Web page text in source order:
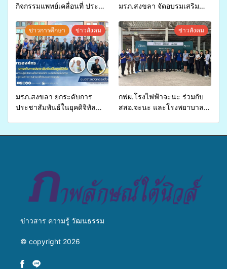
กิจกรรมแพทย์เคลื่อนที่ ประจำ
สุขภาพแก่ประชาชนในพื้นที่
อำเภอจะนะ
มรภ.สงขลา จัดอบรมเสริม
จ่ายงบกองทุนสุขภาพตำบล
รองรับการจัดบริการพาหนะรับ
ส่งผู้ทุพพลภาพเพื่อเข้ารับ
บริการสาธารณสุข ลดความ
เหลื่อมล้ำ ยกระดับคุณภาพ
ชีวิตประชาชนอย่างยั่งยืน
ข่าวการศึกษา ข่าวสังคม
มรภ.สงขลา ยกระดับการ
ประชาสัมพันธ์ในยุคดิจิทัล
ข่าวสังคม
กฟผ.โรงไฟฟ้าจะนะ ร่วมกับ
สสอ.จะนะ และโรงพยาบาล
ข่าวสาร ความรู้ วัฒนธรรม
© copyright 2026